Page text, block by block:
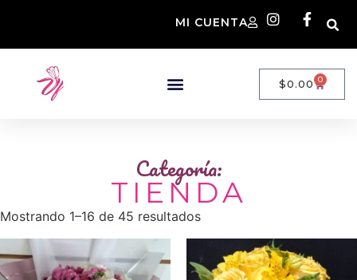
MI CUENTA
$0.00 0
Categoría:
TIENDA
Mostrando 1–16 de 45 resultados